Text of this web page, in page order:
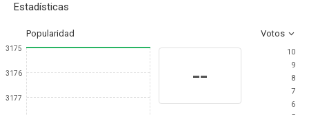
Estadísticas
Popularidad Votos
3175
3176
3177
--
10
9
8
7
6